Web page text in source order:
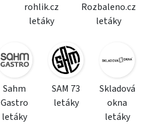
rohlik.cz
letáky
Rozbaleno.cz
letáky
Sahm
Gastro
letáky
SAM 73
letáky
Skladová
okna
letáky